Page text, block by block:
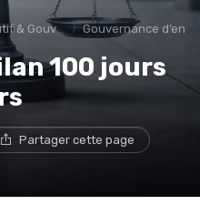
Gouvernance
100 jours
Partager cette page